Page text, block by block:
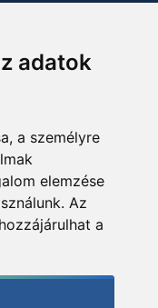
adatok
a személyre
elemzése
Az
a